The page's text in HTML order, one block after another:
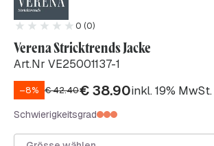
0 (0)
Verena Stricktrends Jacke
Art.Nr VE25001137-1
–8% €42.40€38.90inkl. 19% MwSt.
Schwierigkeitsgrad